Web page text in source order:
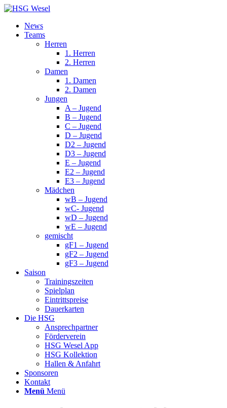
News
Teams
Herren
1. Herren
2. Herren
Damen
1. Damen
2. Damen
Jungen
A – Jugend
B – Jugend
C – Jugend
D – Jugend
D2 – Jugend
D3 – Jugend
E – Jugend
E2 – Jugend
E3 – Jugend
Mädchen
wB – Jugend
wC- Jugend
wD – Jugend
wE – Jugend
gemischt
gF1 – Jugend
gF2 – Jugend
gF3 – Jugend
Saison
Trainingszeiten
Spielplan
Eintrittspreise
Dauerkarten
Die HSG
Ansprechpartner
Förderverein
HSG Wesel App
HSG Kollektion
Hallen & Anfahrt
Sponsoren
Kontakt
Menü Menü